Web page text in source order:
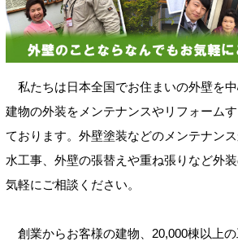
私たちは日本全国でお住まいの外壁を
建物の外装をメンテナンスやリフォーム
ております。外壁塗装などのメンテナン
水工事、外壁の張替えや重ね張りなど外
気軽にご相談ください。
創業からお客様の建物、20,000棟以上